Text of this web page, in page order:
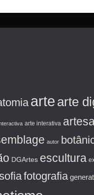
arte arte
arte interativa
autor
DGArtes escultura
fotografia